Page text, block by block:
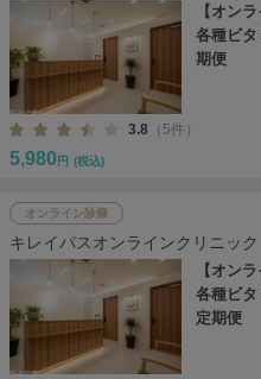
【オン
各種ビ
期便
3.8 （5件）
5,980 円 (税込)
オンライン診療
キレイパスオンラインクリニック
【オン
各種ビ
定期便